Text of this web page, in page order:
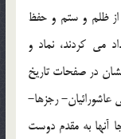
از ظلم و ستم و حفظ
مي کردند، نماد و
در صفحات تاريخ
عاشورائيان- رجزها-
آنها به مقدم دوست